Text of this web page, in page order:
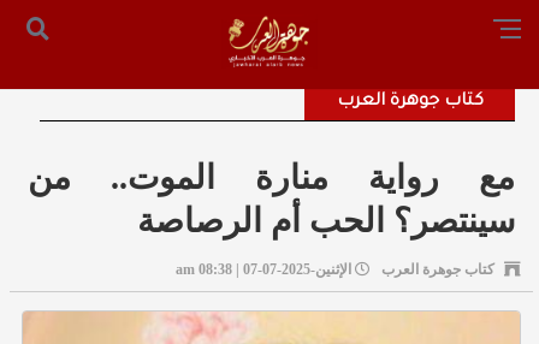
الرئيسية
التحرير: المستشار محمد صالح الملكاوي [ 00962795755033 ]
كتاب جوهرة العرب
مع رواية منارة الموت.. من
سينتصر؟ الحب أم الرصاصة
كتاب جوهرة العرب الإثنين-2025-07-07 | 08:38 am